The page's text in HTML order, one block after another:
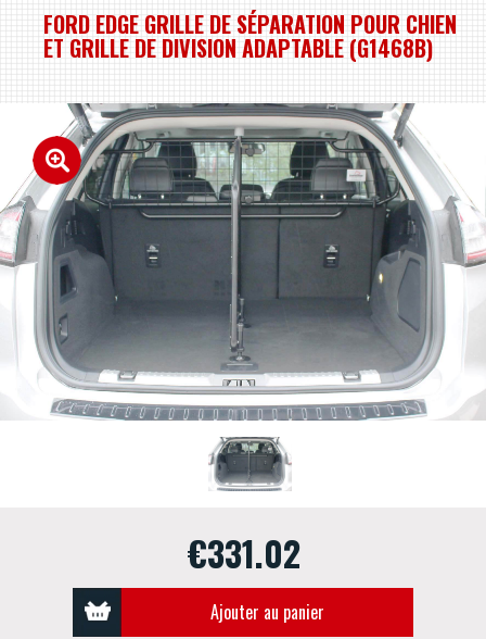
FORD EDGE GRILLE DE SÉPARATION POUR CHIEN
ET GRILLE DE DIVISION ADAPTABLE (G1468B)
€331.02
Ajouter au panier